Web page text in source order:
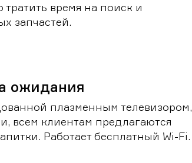
время на поиск и
запчастей.
ожидания
плазменным телевизором,
всем клиентам предлагаются
Работает бесплатный Wi-Fi.